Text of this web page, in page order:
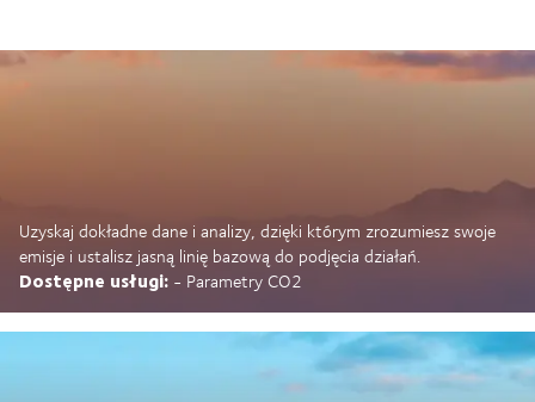
Uzyskaj dokładne dane i analizy, dzięki którym zrozumiesz swoje
emisje i ustalisz jasną linię bazową do podjęcia działań.
Dostępne usługi: - Parametry CO2